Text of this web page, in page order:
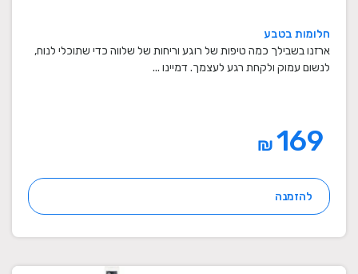
חלומות בטבע
ארזנו בשבילך כמה טיפות של רוגע וריחות של שלווה כדי שתוכלי לנוח,
לנשום עמוק ולקחת רגע לעצמך. דמיינו ...
₪
להזמנה